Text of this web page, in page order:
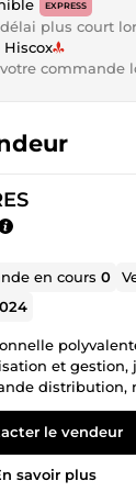
EXPRESS
plus court
Hiscox
commande
en cours0
et gestion,
distribution,
et
une
client à
par
le vendeur
savoir plus